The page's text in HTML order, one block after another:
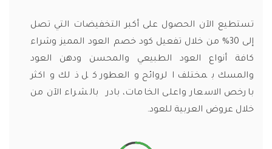
تستطيع الآن الحصول على أكبر التخفيضات التي تصل
إلى 30% من خلال تفعيل كود خصم العود المميز وشراء
كافة أنواع العود الطبيعي والمحسن ودهن العود
والمسك بمختلف الروائح والعطور كل ذلك واكثر
بارخص الاسعار واعلى الخامات، بادر بالشراء الآن من
خلال عروض العربية للعود.